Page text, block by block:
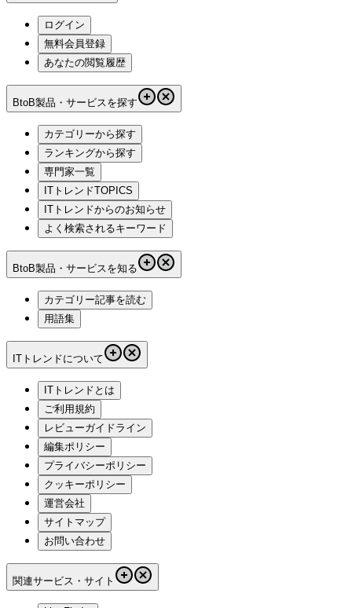
ログイン
無料会員登録
あなたの閲覧履歴
BtoB製品・サービスを探す
カテゴリーから探す
ランキングから探す
専門家一覧
ITトレンドTOPICS
ITトレンドからのお知らせ
よく検索されるキーワード
BtoB製品・サービスを知る
カテゴリー記事を読む
用語集
ITトレンドについて
ITトレンドとは
ご利用規約
レビューガイドライン
編集ポリシー
プライバシーポリシー
クッキーポリシー
運営会社
サイトマップ
お問い合わせ
関連サービス・サイト